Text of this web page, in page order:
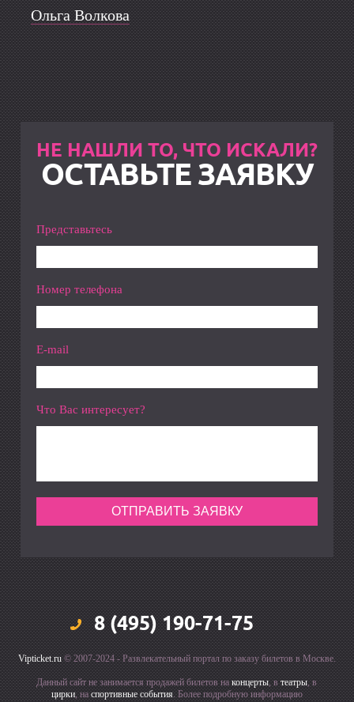
Ольга Волкова
НЕ НАШЛИ ТО, ЧТО ИСКАЛИ?
ОСТАВЬТЕ ЗАЯВКУ
Представьтесь
Номер телефона
E-mail
Что Вас интересует?
8 (495) 190-71-75
Vipticket.ru© 2007-2024 - Развлекательный портал по заказу билетов в Москве.
Данный сайт не занимается продажей билетов наконцерты, втеатры, в
цирки, наспортивные события. Более подробную информацию